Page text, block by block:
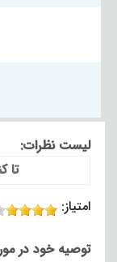
لیست نظرات:
تا
امتیاز:
توصیه خود در